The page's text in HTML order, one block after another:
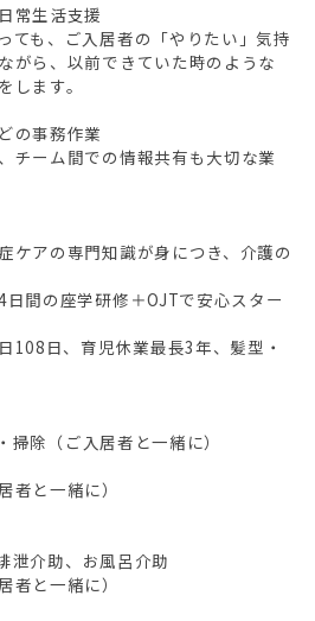
常生活支援
ても、ご入居者の「やりたい」気持
がら、以前できていた時のような
します。
の事務作業
チーム間での情報共有も大切な業
ケアの専門知識が身につき、介護の
間の座学研修＋OJTで安心スター
108日、育児休業最長3年、髪型・
掃除（ご入居者と一緒に）
者と一緒に）
泄介助、お風呂介助
者と一緒に）